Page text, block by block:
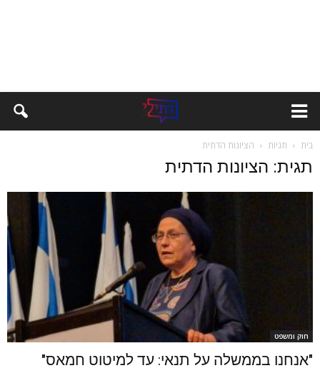
בית תגיות הציונות הדתית
תגית: הציונות הדתית
חוק ומשפט
"אנחנו בממשלה על תנאי: עד למיטוט חמאס"